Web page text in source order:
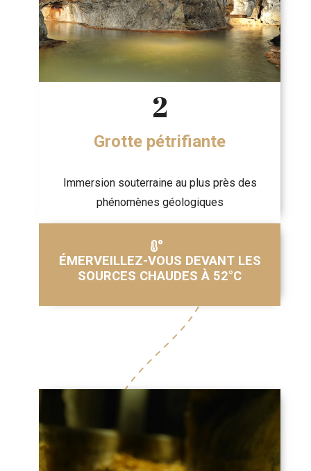
2
Grotte pétrifiante
Immersion souterraine au plus près des
phénomènes géologiques
ÉMERVEILLEZ-VOUS DEVANT LES
SOURCES CHAUDES À 52°C